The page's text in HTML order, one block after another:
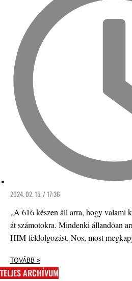
2024. 02. 15. / 17:36
„A 616 készen áll arra, hogy valami
át számotokra. Mindenki állandóan
HIM-feldolgozást. Nos, most
TOVÁBB »
TELJES ARCHÍVUM